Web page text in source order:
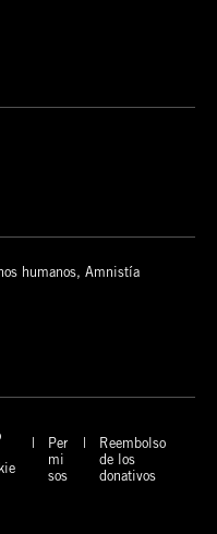
humanos, Amnistía
Per
mi
sos
Reembolso
de los
donativos